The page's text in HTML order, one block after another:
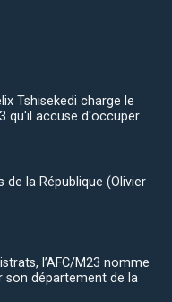
Tshisekedi charge le
qu'il accuse d'occuper
de la République (Olivier
l’AFC/M23 nomme
son département de la